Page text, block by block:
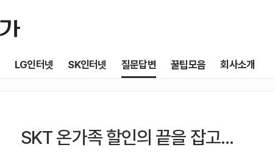
LG인터넷 SK인터넷 질문답변 꿀팁모음 회사소개
SKT 온가족 할인의 끝을 잡고...